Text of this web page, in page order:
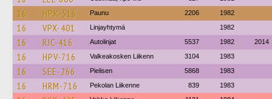
16 HPK-516 Paunu 2206 1982
16 VPX-401 Linjayhtymä 1982
16 RJC-416 Autolinjat 5537 1982 2014
16 HPV-716 Valkeakosken Liikenn 3104 1983
16 SEE-266 Pielisen 5868 1983
16 HRM-716 Pekolan Liikenne 839 1983